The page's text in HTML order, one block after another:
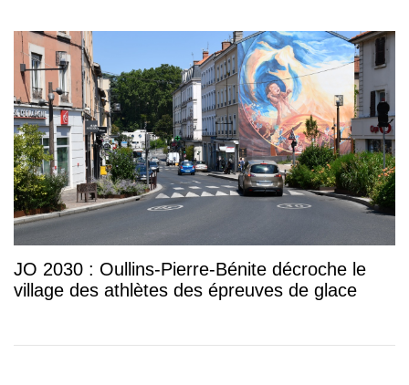
JO 2030 : Oullins-Pierre-Bénite décroche le
village des athlètes des épreuves de glace